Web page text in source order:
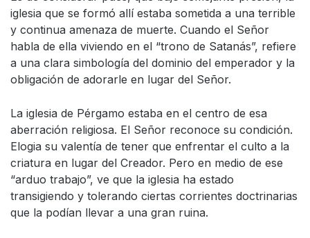
iglesia que se formó allí estaba sometida a una terrible
y continua amenaza de muerte. Cuando el Señor
habla de ella viviendo en el “trono de Satanás”, refiere
a una clara simbología del dominio del emperador y la
obligación de adorarle en lugar del Señor.
La iglesia de Pérgamo estaba en el centro de esa
aberración religiosa. El Señor reconoce su condición.
Elogia su valentía de tener que enfrentar el culto a la
criatura en lugar del Creador. Pero en medio de ese
“arduo trabajo”, ve que la iglesia ha estado
transigiendo y tolerando ciertas corrientes doctrinarias
que la podían llevar a una gran ruina.